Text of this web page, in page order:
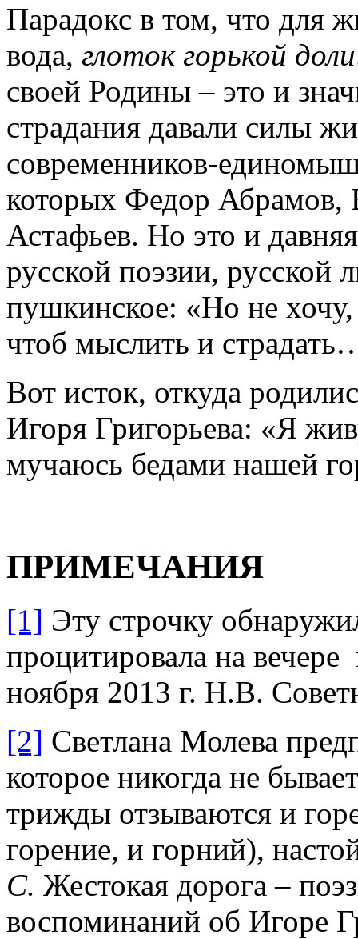
Парадокс в том, что для
вода, глоток горькой доли
своей Родины – это и
страдания давали силы
современников-
которых Федор Абрамов,
Астафьев. Но это и
русской поэзии, русской
пушкинское: «Но не
чтоб мыслить и
Вот исток, откуда
Игоря Григорьева: «Я
мучаюсь бедами нашей
ПРИМЕЧАНИЯ
[1] Эту строчку
процитировала на
ноября 2013 г. Н.В.
[2] Светлана Молева
которое никогда не
трижды отзываются и
горение, и горний),
С. Жестокая дорога –
воспоминаний об Игоре